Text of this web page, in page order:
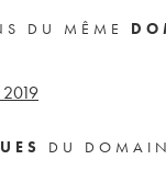
DU MÊME
2019
DU